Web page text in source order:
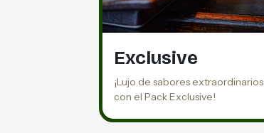
Exclusive
¡Lujo de sabores extraordinarios
con el Pack Exclusive!